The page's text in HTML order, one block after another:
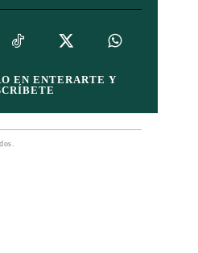
EN ENTERARTE Y